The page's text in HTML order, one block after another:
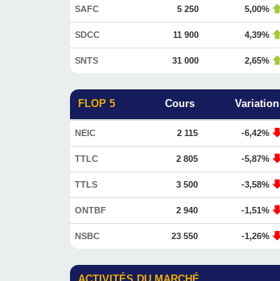
SAFC 5 250 5,00%
SDCC 11 900 4,39%
SNTS 31 000 2,65%
FLOP 5 Cours Variation
NEIC 2 115 -6,42%
TTLC 2 805 -5,87%
TTLS 3 500 -3,58%
ONTBF 2 940 -1,51%
NSBC 23 550 -1,26%